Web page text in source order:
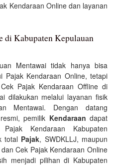
Kendaraan Online dan layanan
di Kabupaten Kepulauan
Mentawai tidak hanya bisa
Pajak Kendaraan Online, tetapi
Pajak Kendaraan Offline di
dilakukan melalui layanan fisik
Mentawai. Dengan datang
pemilik Kendaraan dapat
Kendaraan Kabupaten
total Pajak, SWDKLLJ, maupun
Cek Pajak Kendaraan Online
menjadi pilihan di Kabupaten